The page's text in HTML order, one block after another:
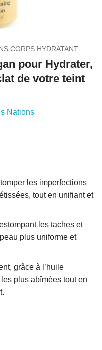
CORPS HYDRATANT
pour Hydrater,
de votre teint
Nations
les imperfections
tout en unifiant et
les taches et
plus uniforme et
grâce à l’huile
plus abîmées tout en
pour Hydrater, protèger